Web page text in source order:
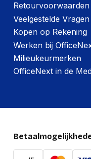
Retourvoorwaarden
Veelgestelde Vragen
Kopen op Rekening
Werken bij
Milieukeurmerken
OfficeNext in de